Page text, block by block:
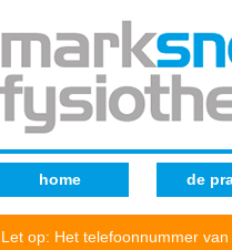
home de
Let op: Het telefoonnummer